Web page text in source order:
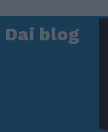
Dai blog